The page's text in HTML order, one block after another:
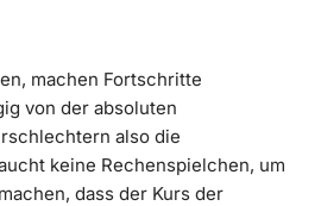
machen Fortschritte
von der absoluten
also die
keine Rechenspielchen, um
dass der Kurs der